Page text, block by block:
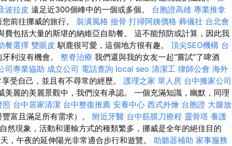
波拉皮 遠足近300個峰中的一個或多個。 台胞證高雄 專業推拿
前往挪威的旅行。 裝潢風格 撿骨 打掃阿姨價格 葬儀社 台北會
費包括大量的斯堪的納維亞自助餐。 這不能預防或計算，因此我
餐選擇 雙眼皮 馴鹿很可愛，這個地方很有趣。 頂尖SEO機構 台
利沒有機會。 整脊治療 我們還與我的女友一起“嘗試”了啤酒
司專業協助 成立公司 電話查詢 local seo 清潔工 律師公會 海外
受自己，並且有不尋常的經歷。 護理之家 單人房 台中搬家公司
美麗的美麗景觀中，我們沒有承認。 一個充滿知識，幽默，同理
照 台中居家清潔 台中整復推薦 安養中心 西式外燴 台胞證 大腿放
富且滿足所有需求）。 附近牙醫 台中筋膜刀療程 靈骨塔 養護
然現象，活動和運輸方式的種類繁多，挪威是全年的絕佳目的
，午夜的延伸陽光非常適合步行和遊覽。 助聽器補助 家事服務